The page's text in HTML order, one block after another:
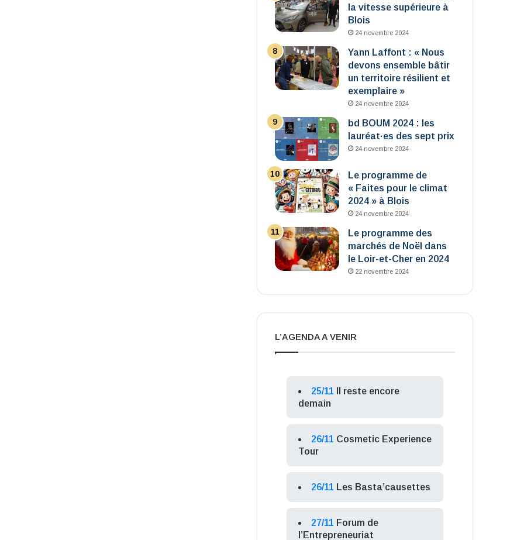
la vitesse supérieure à
Blois
24 novembre 2024
Yann Laffont : « Nous
devons ensemble bâtir
un territoire résilient et
exemplaire »
24 novembre 2024
bd BOUM 2024 : les
lauréat·es des sept prix
24 novembre 2024
Le programme de
« Faites pour le climat
2024 » à Blois
24 novembre 2024
Le programme des
marchés de Noël dans
le Loir-et-Cher en 2024
22 novembre 2024
L’AGENDA A VENIR
25/11
Il reste encore
demain
26/11 Cosmetic Experience
Tour
26/11 Les Basta’causettes
27/11 Forum de
l’Entrepreneuriat